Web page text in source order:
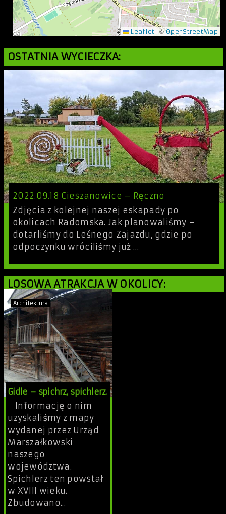
Leaflet |©OpenStreetMap
OSTATNIA WYCIECZKA:
2022.09.18 Cieszanowice – Ręczno
Zdjęcia z kolejnej naszej eskapady po
okolicach Radomska. Jak planowaliśmy –
dotarliśmy do Leśnego Zajazdu, gdzie po
odpoczynku wróciliśmy już …
LOSOWA ATRAKCJA W OKOLICY:
Architektura
Gidle – spichrz, spichlerz.
Informację o nim
uzyskaliśmy z mapy
wydanej przez Urząd
Marszałkowski
naszego
województwa.
Spichlerz ten powstał
w XVIII wieku.
Zbudowano...